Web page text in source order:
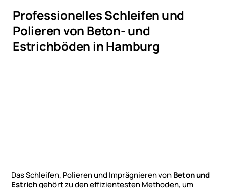
Professionelles Schleifen und
Polieren von Beton- und
Estrichböden in Hamburg
Das Schleifen, Polieren und Imprägnieren vonBeton und
Estrichgehört zu den effizientesten Methoden, um